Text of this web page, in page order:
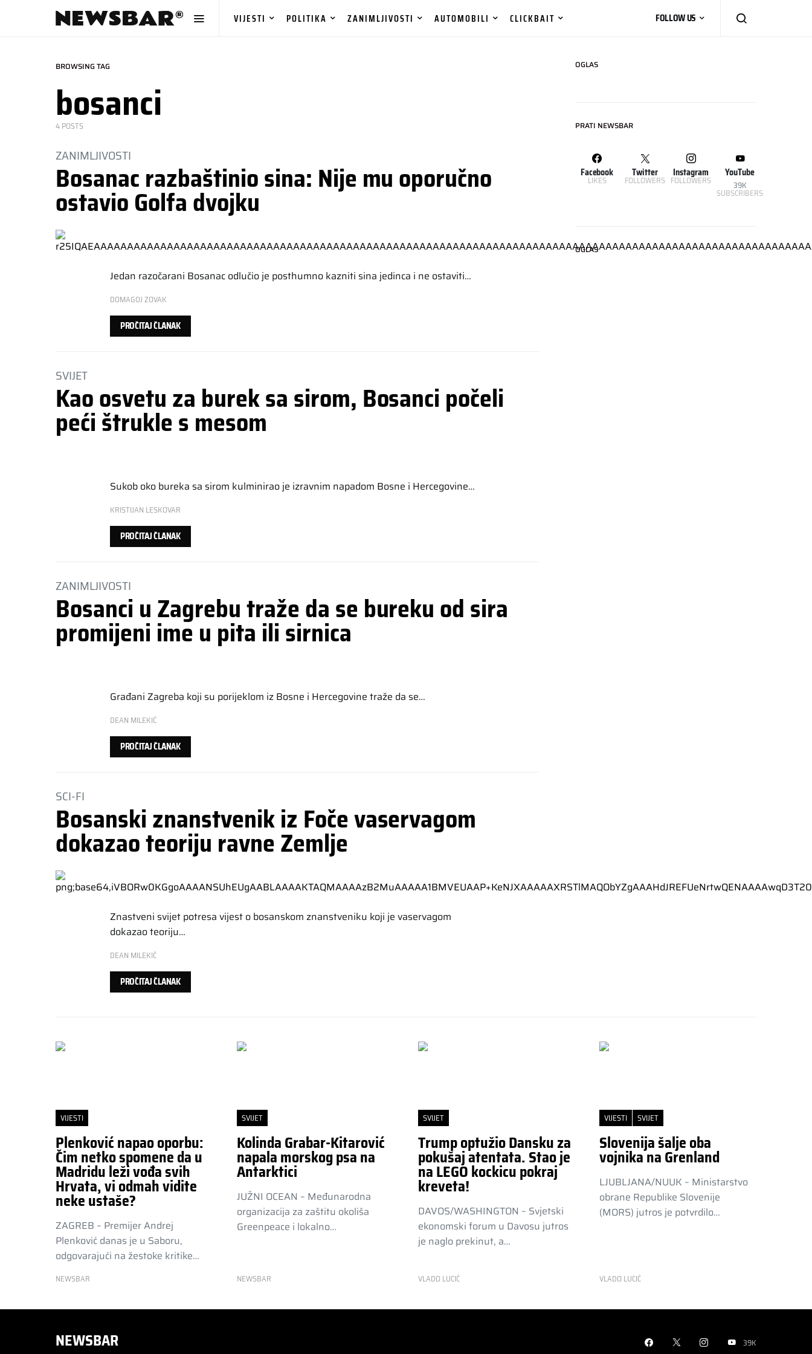
VIJESTI POLITIKA ZANIMLJIVOSTI AUTOMOBILI CLICKBAIT FOLLOW US
BROWSING TAG
bosanci
4 POSTS
ZANIMLJIVOSTI
Bosanac razbaštinio sina: Nije mu oporučno
ostavio Golfa dvojku
Jedan razočarani Bosanac odlučio je posthumno kazniti sina jedinca i ne ostaviti…
DOMAGOJ ZOVAK
PROČITAJ ČLANAK
SVIJET
Kao osvetu za burek sa sirom, Bosanci počeli
peći štrukle s mesom
Sukob oko bureka sa sirom kulminirao je izravnim napadom Bosne i Hercegovine…
KRISTIJAN LESKOVAR
PROČITAJ ČLANAK
ZANIMLJIVOSTI
Bosanci u Zagrebu traže da se bureku od sira
promijeni ime u pita ili sirnica
Građani Zagreba koji su porijeklom iz Bosne i Hercegovine traže da se…
DEAN MILEKIĆ
PROČITAJ ČLANAK
SCI-FI
Bosanski znanstvenik iz Foče vaservagom
dokazao teoriju ravne Zemlje
Znastveni svijet potresa vijest o bosanskom znanstveniku koji je vaservagom
dokazao teoriju…
DEAN MILEKIĆ
PROČITAJ ČLANAK
OGLAS
PRATI NEWSBAR
Facebook
LIKES
Twitter
FOLLOWERS
Instagram
FOLLOWERS
YouTube
39K
SUBSCRIBERS
OGLAS
VIJESTI
Plenković napao oporbu:
Čim netko spomene da u
Madridu leži vođa svih
Hrvata, vi odmah vidite
neke ustaše?
ZAGREB – Premijer Andrej
Plenković danas je u Saboru,
odgovarajući na žestoke kritike…
NEWSBAR
SVIJET
Kolinda Grabar-Kitarović
napala morskog psa na
Antarktici
JUŽNI OCEAN – Međunarodna
organizacija za zaštitu okoliša
Greenpeace i lokalno…
NEWSBAR
SVIJET
Trump optužio Dansku za
pokušaj atentata. Stao je
na LEGO kockicu pokraj
kreveta!
DAVOS/WASHINGTON – Svjetski
ekonomski forum u Davosu jutros
je naglo prekinut, a…
VLADO LUCIĆ
VIJESTI SVIJET
Slovenija šalje oba
vojnika na Grenland
LJUBLJANA/NUUK – Ministarstvo
obrane Republike Slovenije
(MORS) jutros je potvrdilo…
VLADO LUCIĆ
NEWSBAR 39K